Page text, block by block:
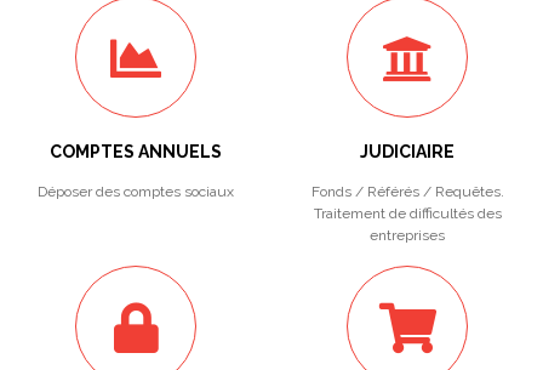
COMPTES ANNUELS
Déposer des comptes sociaux
JUDICIAIRE
Fonds / Référés / Requêtes.
Traitement de difficultés des
entreprises